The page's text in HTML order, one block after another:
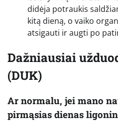
didėja potraukis
kitą dieną, o vaiko
atsigauti ir augti po
Dažniausiai
(DUK)
Ar normalu, jei mano
pirmąsias dienas